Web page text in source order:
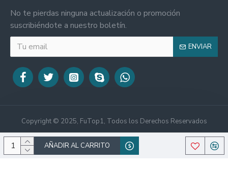
AÑADIR AL CARRITO
No te pierdas ninguna actualización o promoción
suscribiéndote a nuestro boletín.
ENVIAR
Copyright © 2025, FuTop1, Todos los Derechos Reservados